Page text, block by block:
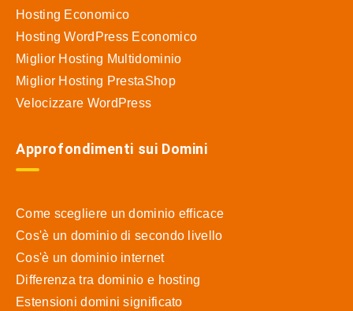
Hosting Economico
Hosting WordPress Economico
Miglior Hosting Multidominio
Miglior Hosting PrestaShop
Velocizzare WordPress
Approfondimenti sui Domini
Come scegliere un dominio efficace
Cos'è un dominio di secondo livello
Cos'è un dominio internet
Differenza tra dominio e hosting
Estensioni domini significato